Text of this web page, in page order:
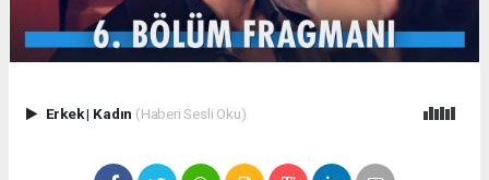
Erkek| Kadın (Haberi Sesli Oku)